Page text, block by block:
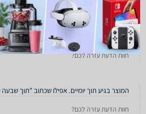
בוודאי שארכוש שוב דברים באתר !
חוות הדעת עזרה לכם?
המוצר בגיע תוך יומיים. אפילו שכתוב "תוך
חוות הדעת עזרה לכם?